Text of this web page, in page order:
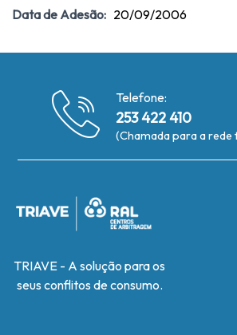
Data de Adesão: 20/09/2006
Telefone:
253 422 410
(Chamada para a rede
TRIAVE - A solução para os
seus conflitos de consumo.